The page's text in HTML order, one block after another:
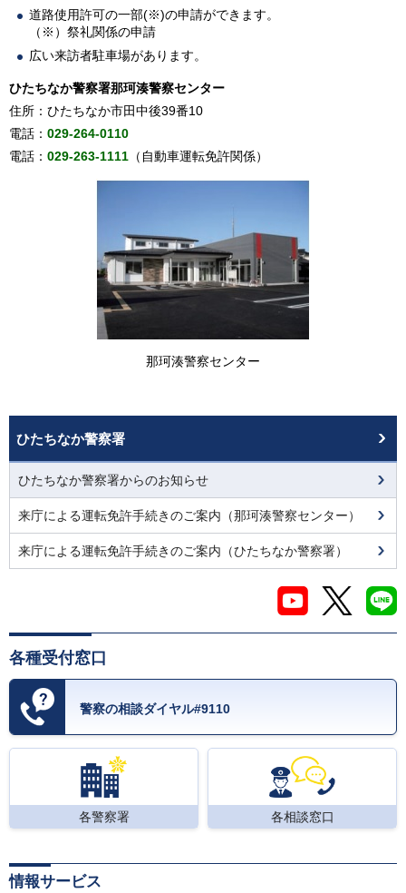
道路使用許可の一部(※)の申請ができます。
（※）祭礼関係の申請
広い来訪者駐車場があります。
ひたちなか警察署那珂湊警察センター
住所：ひたちなか市田中後39番10
電話： 029-264-0110
電話： 029-263-1111 （自動車運転免許関係）
那珂湊警察センター
ひたちなか警察署
ひたちなか警察署からのお知らせ
来庁による運転免許手続きのご案内（那珂湊警察センター）
来庁による運転免許手続きのご案内（ひたちなか警察署）
各種受付窓口
警察の相談ダイヤル#9110
各警察署 各相談窓口
情報サービス